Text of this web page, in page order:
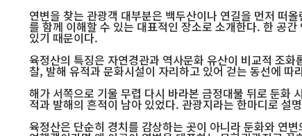
연변을 찾는 관광객 대부분은 백두산이나 연길을 먼저 떠
를 함께 이해할 수 있는 대표적인 장소로 소개한다. 한 공
있기 때문이다.
육정산의 특징은 자연경관과 역사문화 유산이 비교적 조
찰, 발해 유적과 문화시설이 자리하고 있어 걷는 동선에 따
해가 서쪽으로 기울 무렵 다시 바라본 금정대불 뒤로 둔화
적과 발해의 흔적이 남아 있었다. 관광지라는 한마디로 설
육정산은 단순히 경치를 감상하는 곳이 아니라 둔화와 연